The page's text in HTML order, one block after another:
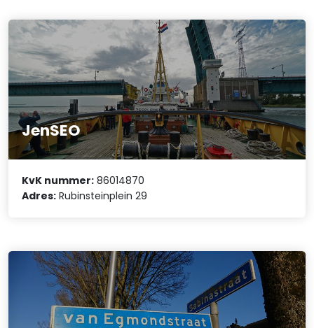
JenSEO
KvK nummer: 86014870
Adres: Rubinsteinplein 29